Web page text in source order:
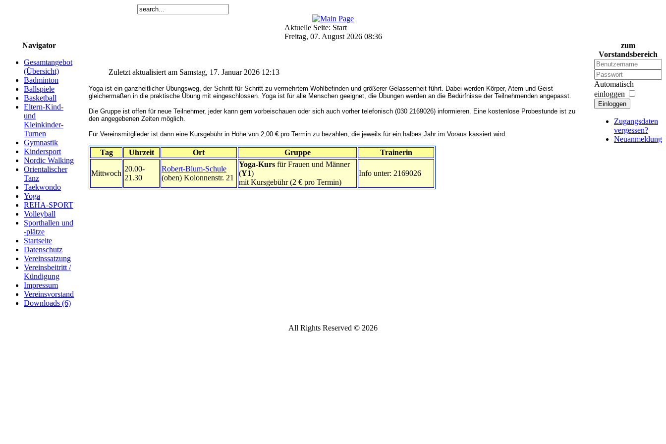
Aktuelle Seite: Start
Freitag, 07. August 2026 08:36
Navigator
Gesamtangebot
(Übersicht)
Badminton
Ballspiele
Basketball
Eltern-Kind-
und
Kleinkinder-
Turnen
Gymnastik
Kindersport
Nordic Walking
Orientalischer
Tanz
Taekwondo
Yoga
REHA-SPORT
Volleyball
Sporthallen und
-plätze
Startseite
Datenschutz
Vereinssatzung
Vereinsbeitritt /
Kündigung
Impressum
Vereinsvorstand
Downloads (6)
Zuletzt aktualisiert am Samstag, 17. Januar 2026 12:13
Yoga ist ein ganzheitlicher Übungsweg, der Schritt für Schritt zu vermehrtem Wohlbefinden und größerer Gelassenheit führt. Dabei werden Körper, Atem und Geist
gleichermaßen in die praktische Übung mit eingeschlossen. Yoga ist für alle Menschen geeignet, die Übungen werden an die Bedürfnisse der Teilnehmenden angepasst.
Die Gruppe ist offen für neue Teilnehmer, jeder kann gern vorbeischauen oder sich auch vorher telefonisch (030 2169026) informieren. Eine kostenlose Probestunde ist zu
den angegebenen Zeiten möglich.
Für Vereinsmitglieder ist dann eine Kursgebühr in Höhe von 2,00 € pro Termin zu bezahlen, die jeweils für ein halbes Jahr im Voraus kassiert wird.
Tag Uhrzeit Ort Gruppe Trainerin
Mittwoch
20.00-
21.30
Robert-Blum-Schule
(oben) Kolonnenstr. 21
Yoga-Kurs für Frauen und Männer
(Y1)
mit Kursgebühr (2 € pro Termin)
Info unter: 2169026
zum
Vorstandsbereich
Automatisch
einloggen
Einloggen
Zugangsdaten
vergessen?
Neuanmeldung
All Rights Reserved © 2026